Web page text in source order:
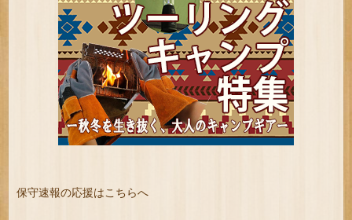
保守速報の応援はこちらへ